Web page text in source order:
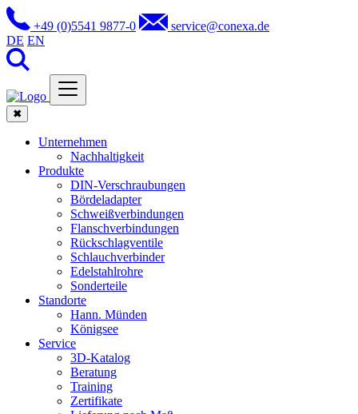
+49 (0)5541 9877-0
service@conexa.de
DE EN
✖
Unternehmen
Nachhaltigkeit
Produkte
DIN-Verschraubungen
Bördeladapter
Schweißverbindungen
Flanschverbindungen
Rückschlagventile
Schlauchverbinder
Edelstahlrohre
Sonderteile
Standorte
Hann. Münden
Königsee
Service
3D-Katalog
Beratung
Training
Zertifikate